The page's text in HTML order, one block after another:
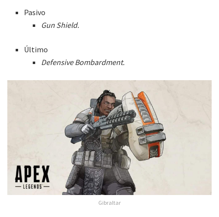
Pasivo
Gun Shield.
Último
Defensive Bombardment.
Gibraltar